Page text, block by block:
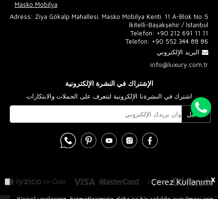
X
Çerez Kullanımı
Masko Mobilya
Adress: Ziya Gökalp Mahallesi. Masko Mobilya Kenti. 11 A-Blok No:5
İkitelli-Başakşehir / İstanbul
Telefon: +90 212 691 11 11
Telefon: +90 552 344 88 86
البريد الإلكتروني
info@luxury.com.tr
الإشتراك في النشرة الإلكترونية
اشترك في النشرةنا الإلكرونية لتتعرف على الحملات والابتكارات
تسجيل